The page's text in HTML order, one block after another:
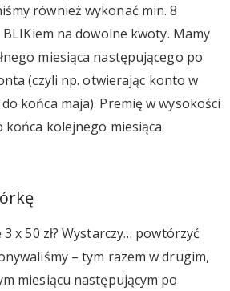
również wykonać min. 8
na dowolne kwoty. Mamy
miesiąca następującego po
(czyli np. otwierając konto w
końca maja). Premię w wysokości
końca kolejnego miesiąca
x 50 zł? Wystarczy… powtórzyć
– tym razem w drugim,
miesiącu następującym po